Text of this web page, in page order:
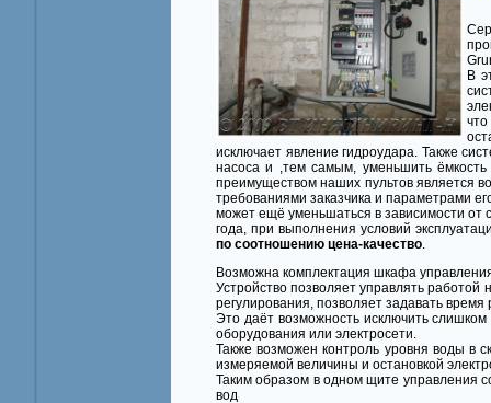
В
исключает явление гидроудара. Также
насоса и ,тем самым, уменьшить
преимуществом наших пультов является
требованиями заказчика и параметрами
может ещё уменьшаться в зависимости
года, при выполнения условий
по соотношению цена-качество.
Возможна комплектация шкафа
Устройство позволяет управлять
регулирования, позволяет задавать
Это даёт возможность исключить слишком
оборудования или электросети.
Также возможен контроль уровня воды в
измеряемой величины и остановкой
Таким образом в одном щите управления
вод